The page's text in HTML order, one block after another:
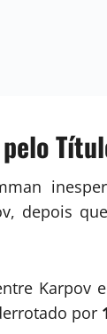
depois
Karpov
por